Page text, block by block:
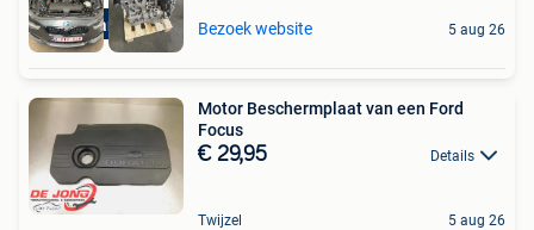
Beste Aanbieding Bezoek website 5 aug 26
Motor Beschermplaat van een Ford
Focus
€ 29,95 Details
Twijzel 5 aug 26